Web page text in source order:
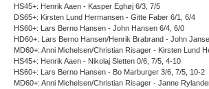
HS45+: Henrik Aaen - Kasper Eghøj 6/3, 7/5
DS65+: Kirsten Lund Hermansen - Gitte Faber 6/1, 6/4
HS60+: Lars Berno Hansen - John Hansen 6/4, 6/0
HD60+: Lars Berno Hansen/Henrik Brabrand - John
MD60+: Anni Michelsen/Christian Risager - Kirsten Lund
HS45+: Henrik Aaen - Nikolaj Sletten 0/6, 7/5, 4-10
HS60+: Lars Berno Hansen - Bo Marburger 3/6, 7/5, 10-2
MD60+: Anni Michelsen/Christian Risager - Janne